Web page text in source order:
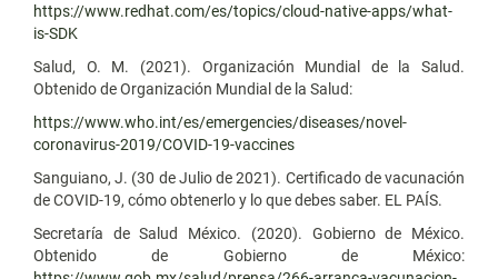
https://www.redhat.com/es/topics/cloud-native-apps/what-
is-SDK
Salud, O. M. (2021). Organización Mundial de la Salud.
Obtenido de Organización Mundial de la Salud:
https://www.who.int/es/emergencies/diseases/novel-
coronavirus-2019/COVID-19-vaccines
Sanguiano, J. (30 de Julio de 2021). Certificado de vacunación
de COVID-19, cómo obtenerlo y lo que debes saber. EL PAÍS.
Secretaría de Salud México. (2020). Gobierno de México.
Obtenido de Gobierno de México: